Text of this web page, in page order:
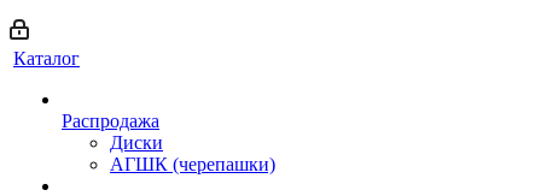
Каталог
Распродажа
Диски
АГШК (черепашки)